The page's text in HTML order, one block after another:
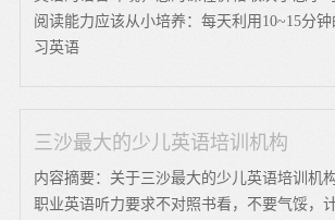
阅读能力应该从小培养：每天利用10~15分
习英语
三沙最大的少儿英语培训机构
内容摘要：关于三沙最大的少儿英语培训机
职业英语听力要求不对照书看，不要气馁，